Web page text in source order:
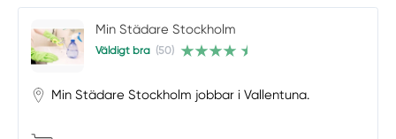
Min Städare Stockholm
Väldigt bra (50)
Min Städare Stockholm jobbar i Vallentuna.